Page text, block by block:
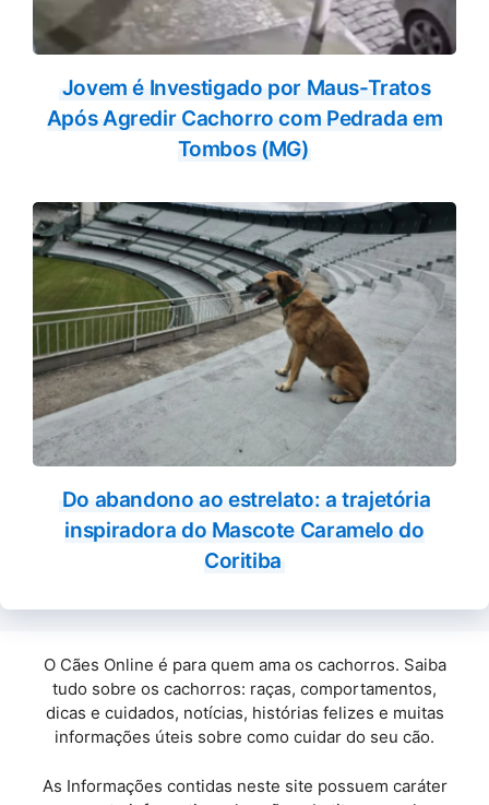
Jovem é Investigado por Maus-Tratos
Após Agredir Cachorro com Pedrada em
Tombos (MG)
Do abandono ao estrelato: a trajetória
inspiradora do Mascote Caramelo do
Coritiba
O Cães Online é para quem ama os cachorros. Saiba
tudo sobre os cachorros: raças, comportamentos,
dicas e cuidados, notícias, histórias felizes e muitas
informações úteis sobre como cuidar do seu cão.
As Informações contidas neste site possuem caráter